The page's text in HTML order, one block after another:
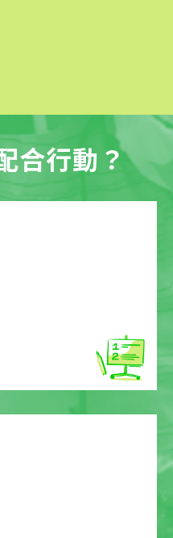
合行動？